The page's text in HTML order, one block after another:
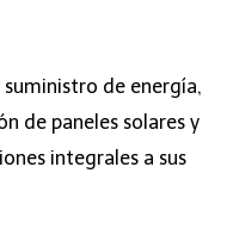
suministro de energía,
de paneles solares y
integrales a sus